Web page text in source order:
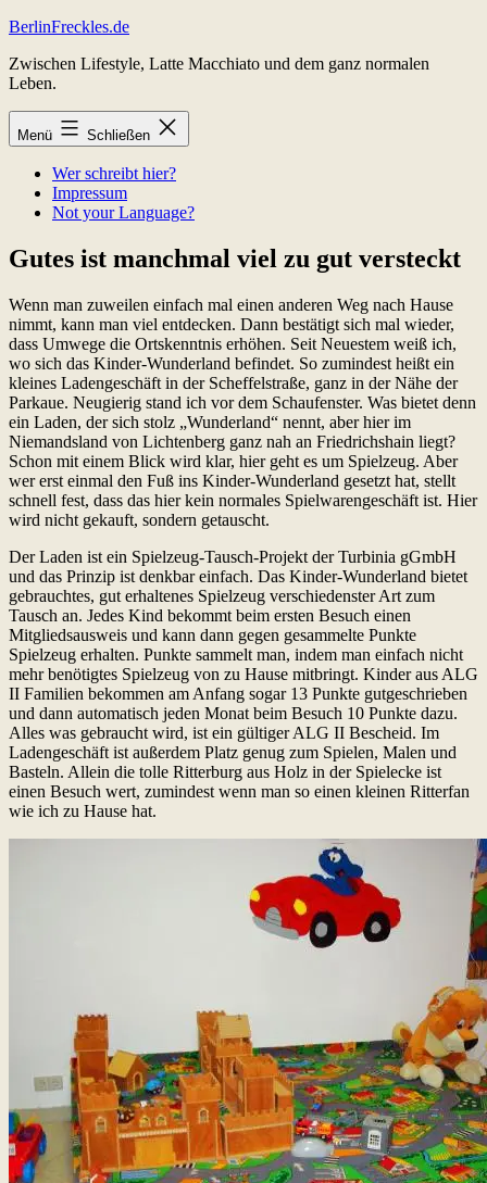
Zum
springen
BerlinFreckles.de
Zwischen Lifestyle, Latte Macchiato und dem ganz normalen
Leben.
Menü Schließen
Wer schreibt hier?
Impressum
Not your Language?
Gutes ist manchmal viel zu gut versteckt
Wenn man zuweilen einfach mal einen anderen Weg nach Hause
nimmt, kann man viel entdecken. Dann bestätigt sich mal wieder,
dass Umwege die Ortskenntnis erhöhen. Seit Neuestem weiß ich,
wo sich das Kinder-Wunderland befindet. So zumindest heißt ein
kleines Ladengeschäft in der Scheffelstraße, ganz in der Nähe der
Parkaue. Neugierig stand ich vor dem Schaufenster. Was bietet denn
ein Laden, der sich stolz „Wunderland“ nennt, aber hier im
Niemandsland von Lichtenberg ganz nah an Friedrichshain liegt?
Schon mit einem Blick wird klar, hier geht es um Spielzeug. Aber
wer erst einmal den Fuß ins Kinder-Wunderland gesetzt hat, stellt
schnell fest, dass das hier kein normales Spielwarengeschäft ist. Hier
wird nicht gekauft, sondern getauscht.
Der Laden ist ein Spielzeug-Tausch-Projekt der Turbinia gGmbH
und das Prinzip ist denkbar einfach. Das Kinder-Wunderland bietet
gebrauchtes, gut erhaltenes Spielzeug verschiedenster Art zum
Tausch an. Jedes Kind bekommt beim ersten Besuch einen
Mitgliedsausweis und kann dann gegen gesammelte Punkte
Spielzeug erhalten. Punkte sammelt man, indem man einfach nicht
mehr benötigtes Spielzeug von zu Hause mitbringt. Kinder aus ALG
II Familien bekommen am Anfang sogar 13 Punkte gutgeschrieben
und dann automatisch jeden Monat beim Besuch 10 Punkte dazu.
Alles was gebraucht wird, ist ein gültiger ALG II Bescheid. Im
Ladengeschäft ist außerdem Platz genug zum Spielen, Malen und
Basteln. Allein die tolle Ritterburg aus Holz in der Spielecke ist
einen Besuch wert, zumindest wenn man so einen kleinen Ritterfan
wie ich zu Hause hat.